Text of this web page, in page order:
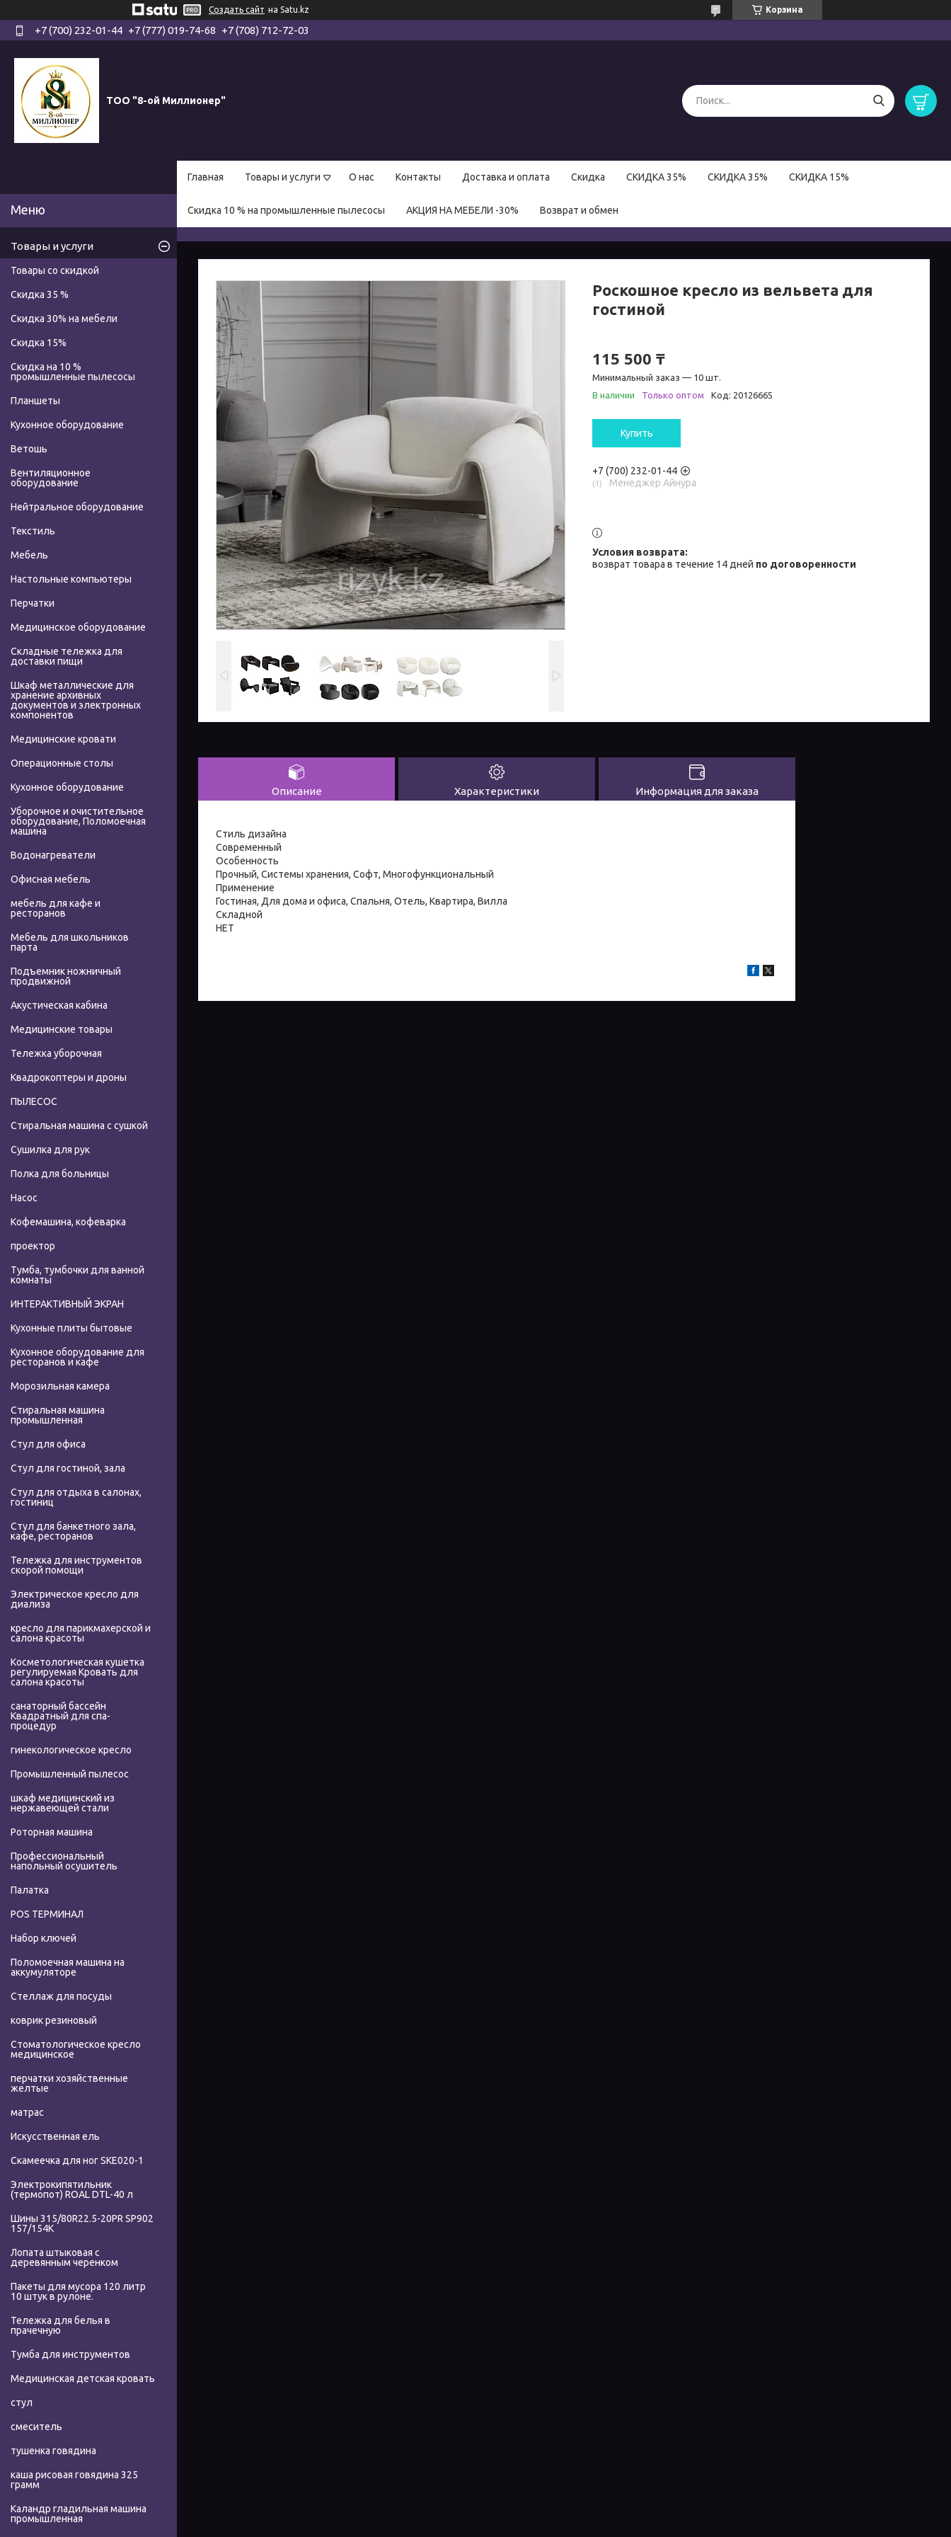
Создать сайт на Satu.kz Корзина
+7 (700) 232-01-44 +7 (777) 019-74-68 +7 (708) 712-72-03
ТОО "8-ой Миллионер"
Главная Товары и услуги О нас Контакты Доставка и оплата Скидка СКИДКА 35% СКИДКА 35% СКИДКА 15%
Скидка 10 % на промышленные пылесосы АКЦИЯ НА МЕБЕЛИ -30% Возврат и обмен
Роскошное кресло из вельвета для
гостиной
115 500 ₸
Минимальный заказ — 10 шт.
В наличии
Только оптом Код: 20126665
Купить
+7 (700) 232-01-44
1 Менеджер Айнура
возврат товара в течение 14 дней по договоренности
Описание Характеристики Информация для заказа
Стиль дизайна
Современный
Особенность
Прочный, Системы хранения, Софт, Многофункциональный
Применение
Гостиная, Для дома и офиса, Спальня, Отель, Квартира, Вилла
Складной
НЕТ
Товары и услуги
Товары со скидкой
Скидка 35 %
Скидка 30% на мебели
Скидка 15%
Скидка на 10 %
промышленные пылесосы
Планшеты
Кухонное оборудование
Ветошь
Вентиляционное
оборудование
Нейтральное оборудование
Текстиль
Мебель
Настольные компьютеры
Перчатки
Медицинское оборудование
Складные тележка для
доставки пищи
Шкаф металлические для
хранение архивных
документов и электронных
компонентов
Медицинские кровати
Операционные столы
Кухонное оборудование
Уборочное и очистительное
оборудование, Поломоечная
машина
Водонагреватели
Офисная мебель
мебель для кафе и
ресторанов
Мебель для школьников
парта
Подъемник ножничный
продвижной
Акустическая кабина
Медицинские товары
Тележка уборочная
Квадрокоптеры и дроны
ПЫЛЕСОС
Стиральная машина с сушкой
Сушилка для рук
Полка для больницы
Насос
Кофемашина, кофеварка
проектор
Тумба, тумбочки для ванной
комнаты
ИНТЕРАКТИВНЫЙ ЭКРАН
Кухонные плиты бытовые
Кухонное оборудование для
ресторанов и кафе
Морозильная камера
Стиральная машина
промышленная
Стул для офиса
Стул для гостиной, зала
Стул для отдыха в салонах,
гостиниц
Стул для банкетного зала,
кафе, ресторанов
Тележка для инструментов
скорой помощи
Электрическое кресло для
диализа
кресло для парикмахерской и
салона красоты
Косметологическая кушетка
регулируемая Кровать для
салона красоты
санаторный бассейн
Квадратный для спа-
процедур
гинекологическое кресло
Промышленный пылесос
шкаф медицинский из
нержавеющей стали
Роторная машина
Профессиональный
напольный осушитель
Палатка
POS ТЕРМИНАЛ
Набор ключей
Поломоечная машина на
аккумуляторе
Стеллаж для посуды
коврик резиновый
Стоматологическое кресло
медицинское
перчатки хозяйственные
желтые
матрас
Искусственная ель
Скамеечка для ног SKE020-1
Электрокипятильник
(термопот) ROAL DTL-40 л
Шины 315/80R22.5-20PR SP902
157/154K
Лопата штыковая с
деревянным черенком
Пакеты для мусора 120 литр
10 штук в рулоне.
Тележка для белья в
прачечную
Тумба для инструментов
Медицинская детская кровать
стул
смеситель
тушенка говядина
каша рисовая говядина 325
грамм
Каландр гладильная машина
промышленная